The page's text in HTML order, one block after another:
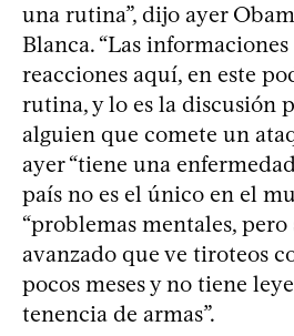
una rutina”, dijo ayer
Blanca. “Las
reacciones aquí, en este
rutina, y lo es la discusión
alguien que comete un
ayer “tiene una
país no es el único en el
“problemas mentales,
avanzado que ve tiroteos
pocos meses y no tiene
tenencia de armas”.